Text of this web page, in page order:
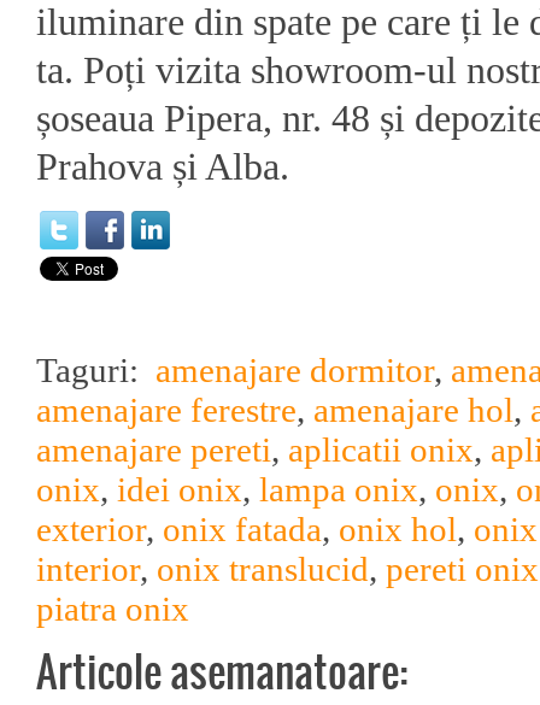
iluminare din spate pe care ți le
ta. Poți vizita showroom-ul
șoseaua Pipera, nr. 48 și
Prahova și Alba.
Taguri: amenajare dormitor,
amenajare ferestre, amenajare hol,
amenajare pereti, aplicatii onix,
onix, idei onix, lampa onix, onix,
exterior, onix fatada, onix hol,
interior, onix translucid, pereti onix
piatra onix
Articole asemanatoare: